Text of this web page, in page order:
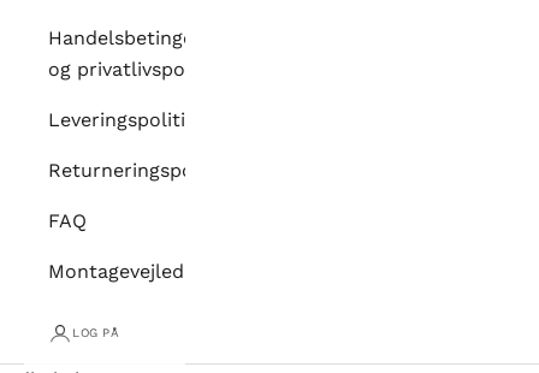
Handelsbetingelser
og privatlivspolitik
Leveringspolitikker
Returneringspolitikker
FAQ
Montagevejledninger
LOG PÅ